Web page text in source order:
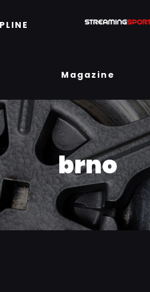
Magazine
brno